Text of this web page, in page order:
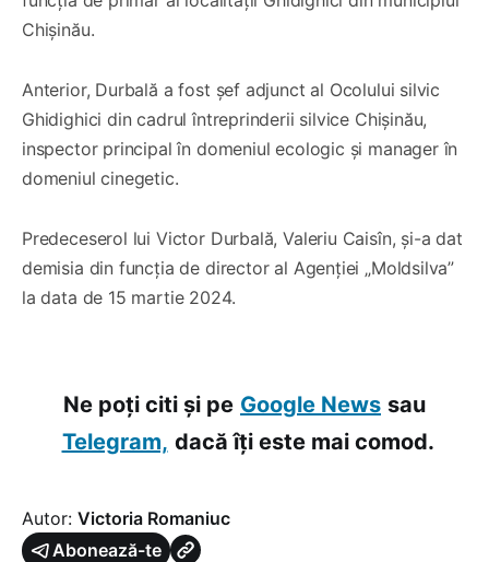
Chișinău.
Anterior, Durbală a fost șef adjunct al Ocolului silvic
Ghidighici din cadrul întreprinderii silvice Chișinău,
inspector principal în domeniul ecologic și manager în
domeniul cinegetic.
Predeceserol lui Victor Durbală, Valeriu Caisîn, și-a dat
demisia din funcția de director al Agenției „Moldsilva”
la data de 15 martie 2024.
Ne poți citi și pe Google News sau
Telegram, dacă îți este mai comod.
Autor: Victoria Romaniuc
Abonează-te